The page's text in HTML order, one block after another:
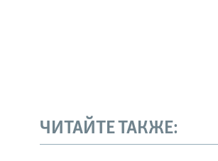
ЧИТАЙТЕ ТАКЖЕ: